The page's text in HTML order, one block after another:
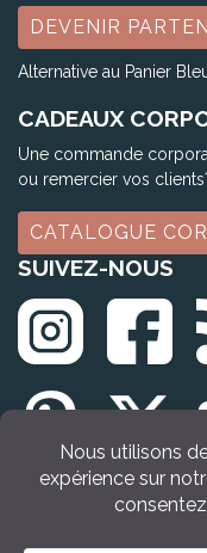
DEVENIR
Alternative au Panier
CADEAUX
Une commande
ou remercier vos
CATALOGUE
SUIVEZ-NOUS
© Tous droits